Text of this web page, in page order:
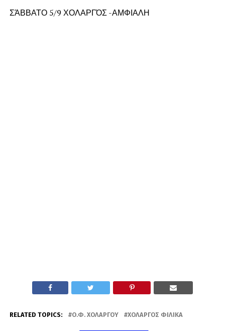
ΣΆΒΒΑΤΟ 5/9 ΧΟΛΑΡΓΌΣ -ΑΜΦΙΑΛΗ
RELATED TOPICS: Ο.Φ. ΧΟΛΑΡΓΟΎ ΧΟΛΑΡΓΌΣ ΦΙΛΙΚΆ